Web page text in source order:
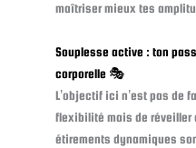
maîtriser mieux tes
Souplesse active : ton
corporelle 🎭
L’objectif ici n’est pas de
flexibilité mais de réveiller
étirements dynamiques